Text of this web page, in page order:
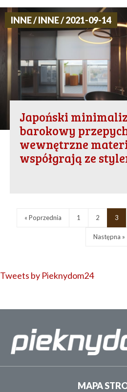
INNE / INNE / 2021-09-14
Japoński
barokowy
wewnętrzne
współgrają ze
« Poprzednia 1 2 3
Następna »
Tweets by Pieknydom24
MAPA